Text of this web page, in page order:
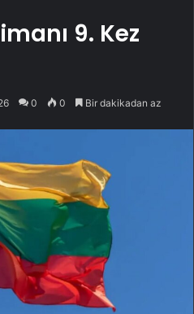
9. Kez
0 0 Bir dakikadan az